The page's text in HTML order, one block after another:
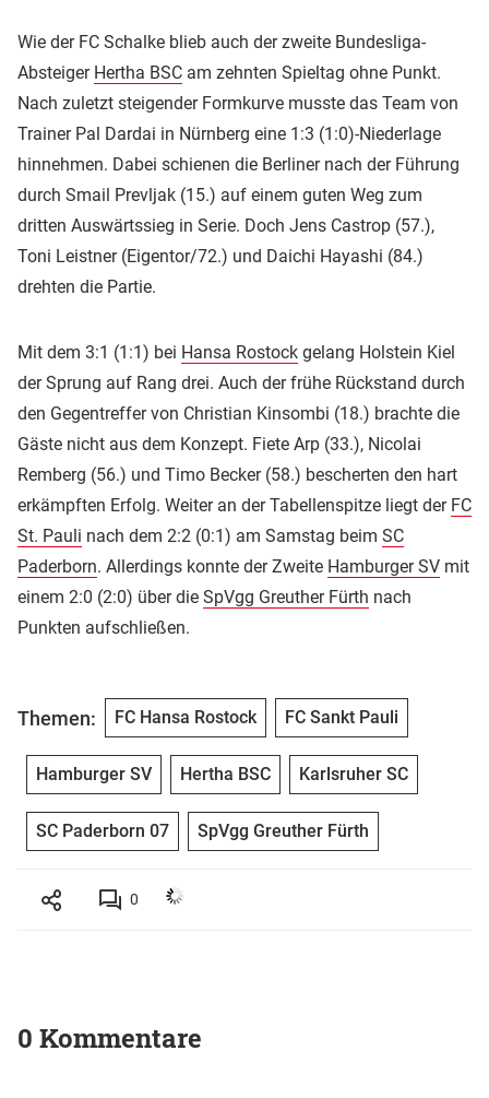
Wie der FC Schalke blieb auch der zweite Bundesliga-
Absteiger Hertha BSC am zehnten Spieltag ohne Punkt.
Nach zuletzt steigender Formkurve musste das Team von
Trainer Pal Dardai in Nürnberg eine 1:3 (1:0)-Niederlage
hinnehmen. Dabei schienen die Berliner nach der Führung
durch Smail Prevljak (15.) auf einem guten Weg zum
dritten Auswärtssieg in Serie. Doch Jens Castrop (57.),
Toni Leistner (Eigentor/72.) und Daichi Hayashi (84.)
drehten die Partie.
Mit dem 3:1 (1:1) bei Hansa Rostock gelang Holstein Kiel
der Sprung auf Rang drei. Auch der frühe Rückstand durch
den Gegentreffer von Christian Kinsombi (18.) brachte die
Gäste nicht aus dem Konzept. Fiete Arp (33.), Nicolai
Remberg (56.) und Timo Becker (58.) bescherten den hart
erkämpften Erfolg. Weiter an der Tabellenspitze liegt der FC
St. Pauli nach dem 2:2 (0:1) am Samstag beim SC
Paderborn. Allerdings konnte der Zweite Hamburger SV mit
einem 2:0 (2:0) über die SpVgg Greuther Fürth nach
Punkten aufschließen.
Themen: FC Hansa Rostock FC Sankt Pauli
Hamburger SV Hertha BSC Karlsruher SC
SC Paderborn 07 SpVgg Greuther Fürth
0
0 Kommentare